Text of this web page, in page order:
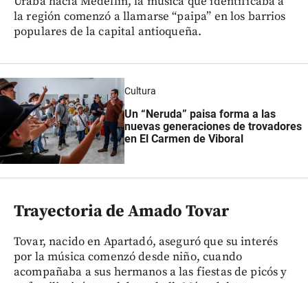
la región comenzó a llamarse “paipa” en los barrios
populares de la capital antioqueña.
Cultura
Un “Neruda” paisa forma a las
nuevas generaciones de trovadores
en El Carmen de Viboral
Trayectoria de Amado Tovar
Tovar, nacido en Apartadó, aseguró que su interés
por la música comenzó desde niño, cuando
acompañaba a sus hermanos a las fiestas de picós y